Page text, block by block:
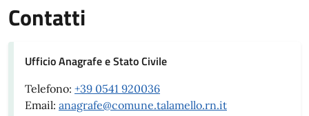
Contatti
Ufficio Anagrafe e Stato Civile
Telefono: +39 0541 920036
Email: anagrafe@comune.talamello.rn.it